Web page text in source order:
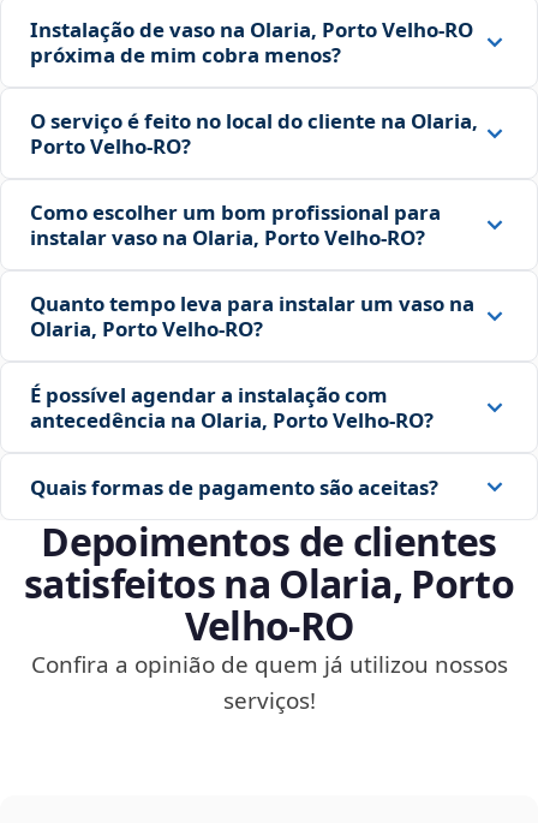
Instalação de vaso na Olaria, Porto Velho‑RO
próxima de mim cobra menos?
O serviço é feito no local do cliente na Olaria,
Porto Velho‑RO?
Como escolher um bom profissional para
instalar vaso na Olaria, Porto Velho‑RO?
Quanto tempo leva para instalar um vaso na
Olaria, Porto Velho‑RO?
É possível agendar a instalação com
antecedência na Olaria, Porto Velho‑RO?
Quais formas de pagamento são aceitas?
Depoimentos de clientes
satisfeitos na Olaria, Porto
Velho‑RO
Confira a opinião de quem já utilizou nossos
serviços!